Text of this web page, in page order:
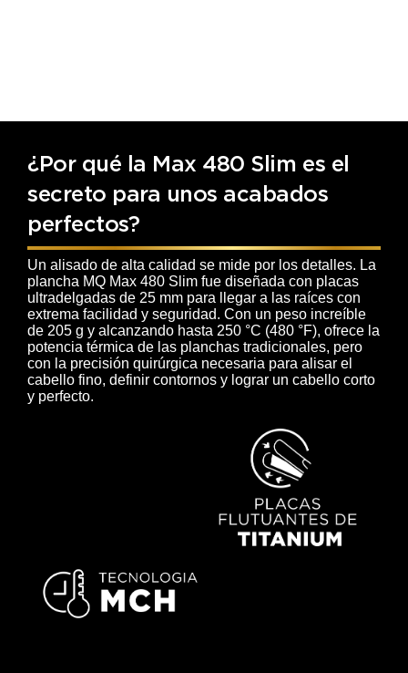
¿Por qué la Max 480 Slim es el
secreto para unos acabados
perfectos?
Un alisado de alta calidad se mide por los detalles. La
plancha MQ Max 480 Slim fue diseñada con placas
ultradelgadas de 25 mm para llegar a las raíces con
extrema facilidad y seguridad. Con un peso increíble
de 205 g y alcanzando hasta 250 °C (480 °F), ofrece la
potencia térmica de las planchas tradicionales, pero
con la precisión quirúrgica necesaria para alisar el
cabello fino, definir contornos y lograr un cabello corto
y perfecto.